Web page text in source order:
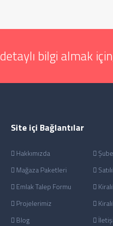
bilgi almak
Site içi Bağlantılar
Hakkımızda
Mağaza Paketleri
Emlak Talep Formu
Projelerimiz
Blog